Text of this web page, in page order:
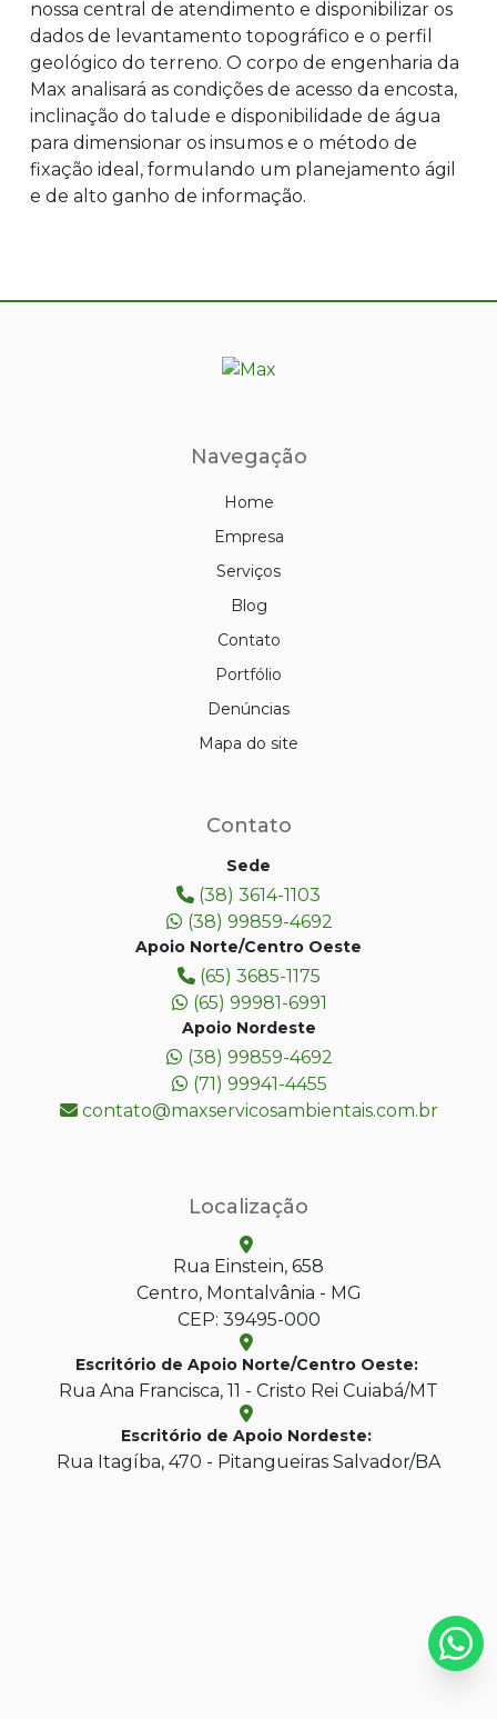
nossa central de atendimento e disponibilizar os
dados de levantamento topográfico e o perfil
geológico do terreno. O corpo de engenharia da
Max analisará as condições de acesso da encosta,
inclinação do talude e disponibilidade de água
para dimensionar os insumos e o método de
fixação ideal, formulando um planejamento ágil
e de alto ganho de informação.
Navegação
Home
Empresa
Serviços
Blog
Contato
Portfólio
Denúncias
Mapa do site
Contato
Sede
(38) 3614-1103
(38) 99859-4692
Apoio Norte/Centro Oeste
(65) 3685-1175
(65) 99981-6991
Apoio Nordeste
(38) 99859-4692
(71) 99941-4455
contato@maxservicosambientais.com.br
Localização
Rua Einstein, 658
Centro, Montalvânia - MG
CEP: 39495-000
Escritório de Apoio Norte/Centro Oeste:
Rua Ana Francisca, 11 - Cristo Rei Cuiabá/MT
Escritório de Apoio Nordeste:
Rua Itagíba, 470 - Pitangueiras Salvador/BA